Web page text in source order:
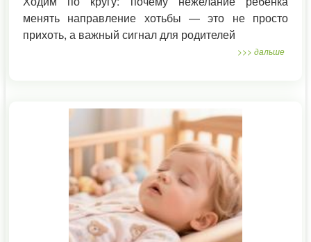
менять направление хотьбы — это не просто
прихоть, а важный сигнал для родителей
>>> дальше